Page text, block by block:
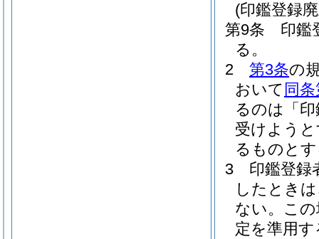
(印鑑登録
第9条
印鑑
る。
2
第3条の
おいて 同
るのは「
受けよう
るものと
3
印鑑登録
したとき
ない。 こ
定を準用す